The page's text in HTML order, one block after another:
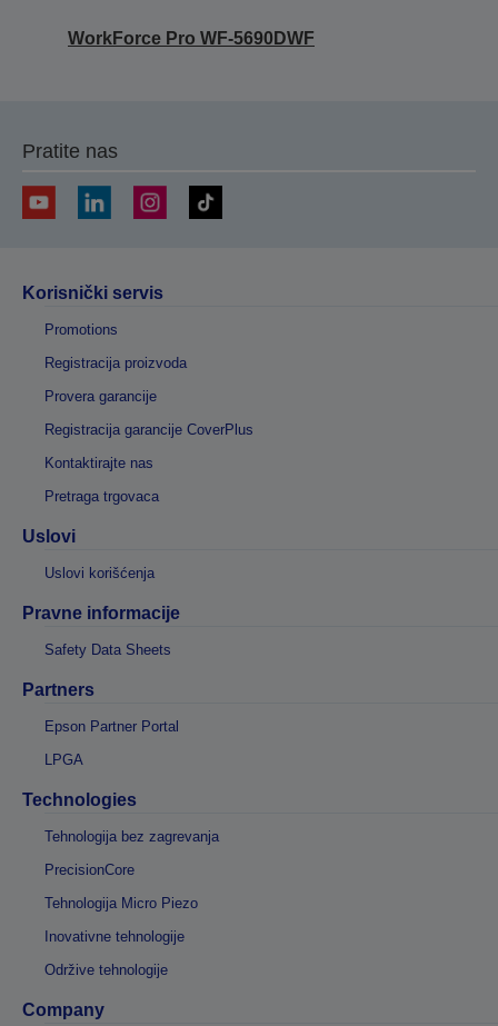
WorkForce Pro WF-5690DWF
Pratite nas
Korisnički servis
Promotions
Registracija proizvoda
Provera garancije
Registracija garancije CoverPlus
Kontaktirajte nas
Pretraga trgovaca
Uslovi
Uslovi korišćenja
Pravne informacije
Safety Data Sheets
Partners
Epson Partner Portal
LPGA
Technologies
Tehnologija bez zagrevanja
PrecisionCore
Tehnologija Micro Piezo
Inovativne tehnologije
Održive tehnologije
Company